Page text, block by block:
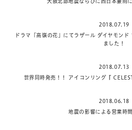
大阪北部地震ならびに西日本豪雨
2018.07.19
ドラマ「高嶺の花」にてラザール ダイヤモン
ました！
2018.07.13
世界同時発売！！ アイコンリング『
2018.06.18
地震の影響による営業時